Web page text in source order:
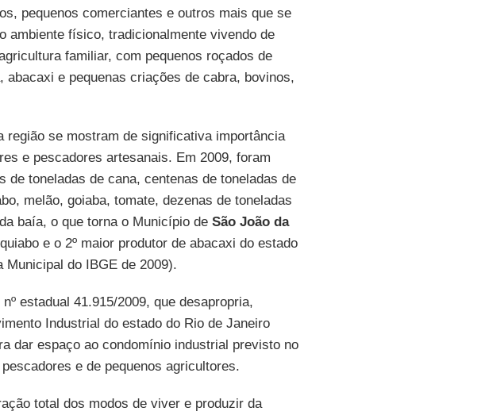
pequenos comerciantes e outros mais que se
ambiente físico, tradicionalmente vivendo de
familiar, com pequenos roçados de
abacaxi e pequenas criações de cabra, bovinos,
se mostram de significativa importância
e pescadores artesanais. Em 2009, foram
de toneladas de cana, centenas de toneladas de
melão, goiaba, tomate, dezenas de toneladas
baía, o que torna o Município de São João da
e o 2º maior produtor de abacaxi do estado
do IBGE de 2009).
estadual 41.915/2009, que desapropria,
Industrial do estado do Rio de Janeiro
dar espaço ao condomínio industrial previsto no
e de pequenos agricultores.
total dos modos de viver e produzir da